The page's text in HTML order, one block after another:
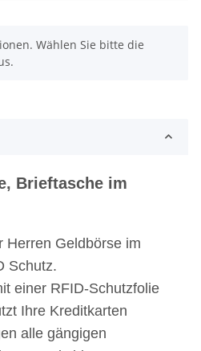
Wählen Sie bitte die
Brieftasche im
Herren Geldbörse im
Schutz.
einer RFID-Schutzfolie
Ihre Kreditkarten
alle gängigen